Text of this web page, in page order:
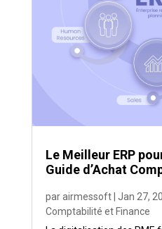
Le Meilleur ERP
Guide d’Achat
parairmessoft| Jan 27,
Comptabilité et Finance